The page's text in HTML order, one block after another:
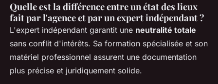
Quelle est la différence entre un état des lieux
fait par l'agence et par un expert indépendant ?
L'expert indépendant garantit une neutralité totale
sans conflit d'intérêts. Sa formation spécialisée et son
matériel professionnel assurent une documentation
plus précise et juridiquement solide.